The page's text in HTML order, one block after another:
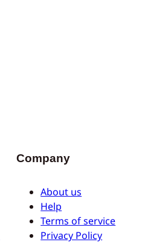
Company
About us
Help
Terms of service
Privacy Policy